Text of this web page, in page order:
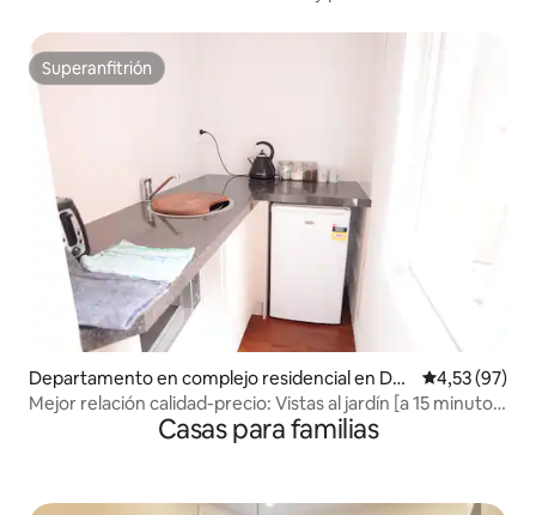
Superanfitrión
Superanfitrión
Departamento en complejo residencial en Du
nedin
Calificación
4,53 (97)
Mejor relación calidad-precio: Vistas al jardín [a 15 minutos
a pie de la ciudad]Casas para familias